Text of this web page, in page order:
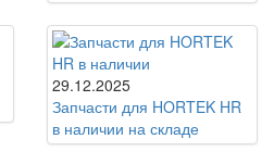
29.12.2025
Запчасти для HORTEK HR
в наличии на складе